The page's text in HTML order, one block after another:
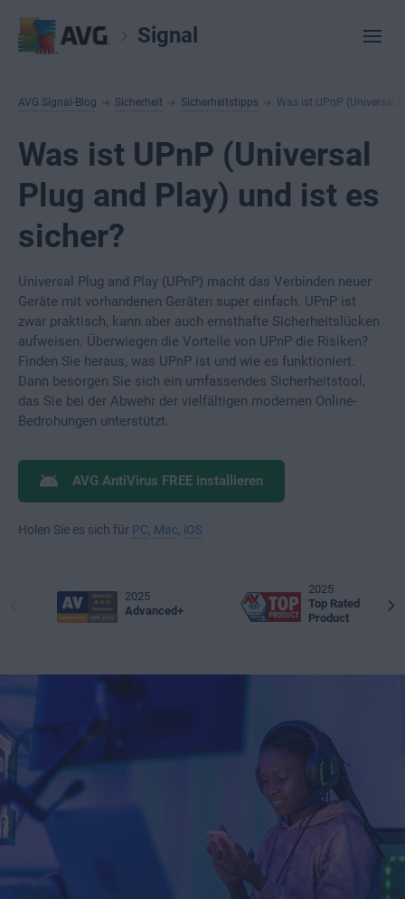
Signal
AVG Signal-Blog Sicherheit Sicherheitstipps Was ist UPnP (Universal
Was ist UPnP (Universal
Plug and Play) und ist es
sicher?
Universal Plug and Play (UPnP) macht das Verbinden neuer
Geräte mit vorhandenen Geräten super einfach. UPnP ist
zwar praktisch, kann aber auch ernsthafte Sicherheitslücken
aufweisen. Überwiegen die Vorteile von UPnP die Risiken?
Finden Sie heraus, was UPnP ist und wie es funktioniert.
Dann besorgen Sie sich ein umfassendes Sicherheitstool,
das Sie bei der Abwehr der vielfältigen modernen Online-
Bedrohungen unterstützt.
AVG AntiVirus FREE installieren
Holen Sie es sich für PC Mac iOS
2025
Advanced+
2025
Top Rated
Product